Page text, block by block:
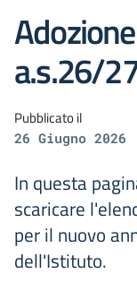
a.s.26/
Pubblicato il
26 Giugno 2026
In questa
scaricare
per il nuovo
dell'Istituto.